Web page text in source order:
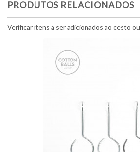
PRODUTOS RELACIONADOS
Verificar itens a ser adicionados ao cesto ou